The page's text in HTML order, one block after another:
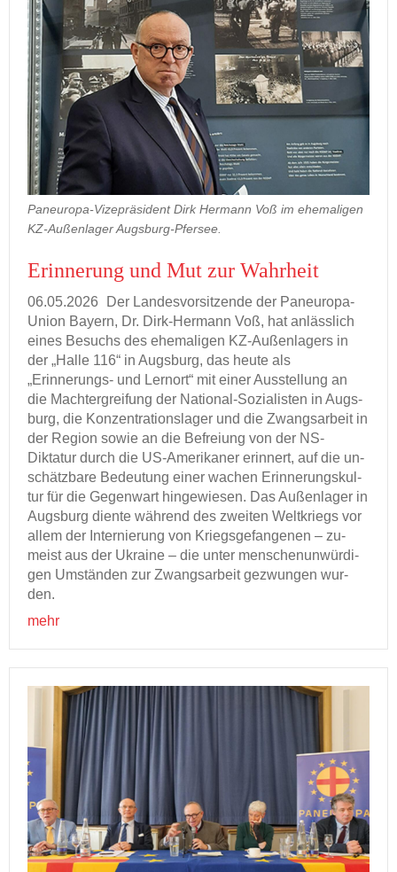
Paneuropa-Vizepräsident Dirk Hermann Voß im ehemaligen
KZ-Außenlager Augsburg-Pfersee.
Er­in­ne­rung und Mut zur Wahr­heit
06.05.2026
Der Lan­des­vor­sit­zen­de der Paneuropa-​
Union Bay­ern, Dr. Dirk-​Hermann Voß, hat an­läss­lich
eines Be­suchs des ehe­ma­li­gen KZ-​Außenlagers in
der „Halle 116“ in Augs­burg, das heute als
„Erinnerungs-​ und Lern­ort“ mit einer Aus­stel­lung an
die Macht­er­grei­fung der National-​Sozialisten in Augs­
burg, die Kon­zen­tra­ti­ons­la­ger und die Zwangs­ar­beit in
der Re­gi­on sowie an die Be­frei­ung von der NS-​
Diktatur durch die US-​Amerikaner er­in­nert, auf die un­
schätz­ba­re Be­deu­tung einer wa­chen Er­in­ne­rungs­kul­
tur für die Ge­gen­wart hin­ge­wie­sen. Das Au­ßen­la­ger in
Augs­burg dien­te wäh­rend des zwei­ten Welt­kriegs vor
allem der In­ter­nie­rung von Kriegs­ge­fan­ge­nen – zu­
meist aus der Ukrai­ne – die unter men­schen­un­wür­di­
gen Um­stän­den zur Zwangs­ar­beit ge­zwun­gen wur­
den.
mehr